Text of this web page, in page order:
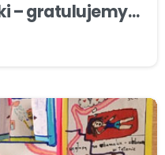
– gratulujemy…